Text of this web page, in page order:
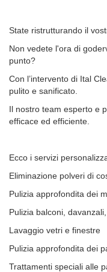
State ristrutturando il
Non vedete l'ora di
punto?
Con l’intervento di Ital
pulito e sanificato.
Il nostro team esperto e
efficace ed efficiente.
Ecco i servizi
Eliminazione polveri di
Pulizia approfondita dei
Pulizia balconi,
Lavaggio vetri e finestre
Pulizia approfondita dei
Trattamenti speciali alle